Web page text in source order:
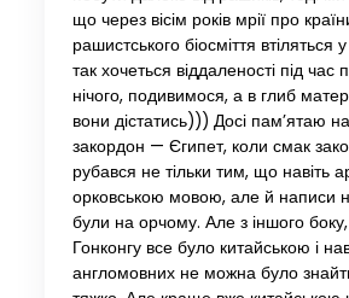
що через вісім років мрії про
рашистського біосміття втіляться
так хочеться віддаленості під час
нічого, подивимося, а в глиб
вони дістатись))) Досі пам’ятаю
закордон — Єгипет, коли смак
рубався не тільки тим, що навіть
орковською мовою, але й написи
були на орчому. Але з іншого
Гонконгу все було китайською і
англомовних не можна було